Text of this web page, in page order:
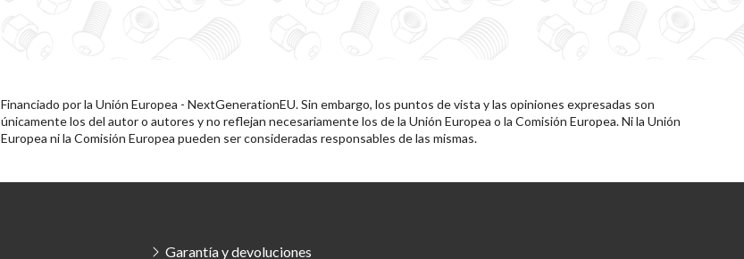
Financiado por la Unión Europea - NextGenerationEU. Sin embargo, los puntos de vista y las opiniones expresadas son
únicamente los del autor o autores y no reflejan necesariamente los de la Unión Europea o la Comisión Europea. Ni la Unión
Europea ni la Comisión Europea pueden ser consideradas responsables de las mismas.
Garantía y devoluciones